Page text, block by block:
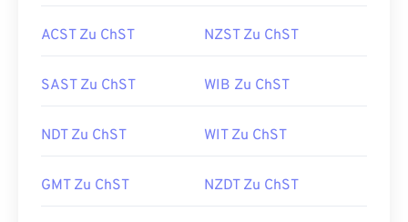
ACST Zu ChST NZST Zu ChST
SAST Zu ChST WIB Zu ChST
NDT Zu ChST WIT Zu ChST
GMT Zu ChST NZDT Zu ChST